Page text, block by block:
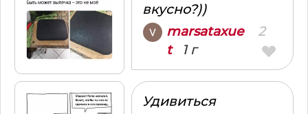
вкусно?))
marsataxue
t1 г
2
Удивиться